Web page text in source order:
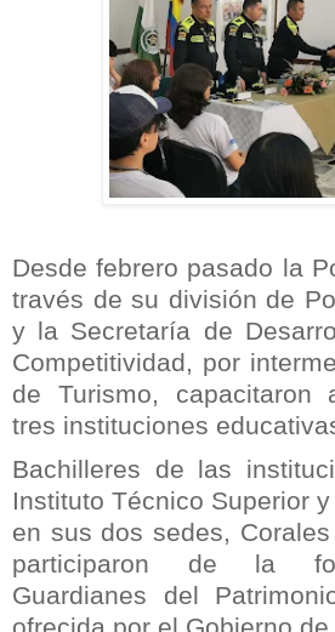
Desde febrero pasado la
través de su división de
y la Secretaría de
Competitividad, por
de Turismo, capacitaron
tres instituciones
Bachilleres de las
Instituto Técnico Superior
en sus dos sedes,
participaron de la
Guardianes del